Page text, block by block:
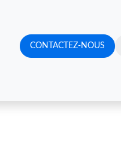
RENDEZ-VOUS
CONTACTEZ-NOUS